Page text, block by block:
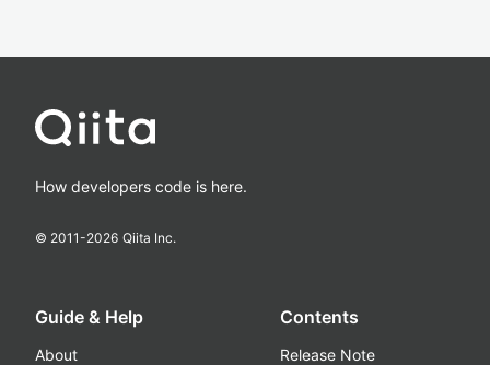
How developers code is here.
© 2011-2026 Qiita Inc.
Guide & Help
About
Contents
Release Note